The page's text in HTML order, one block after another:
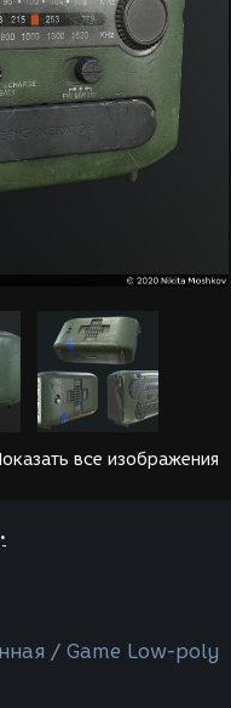
все изображения
/ Game Low-poly